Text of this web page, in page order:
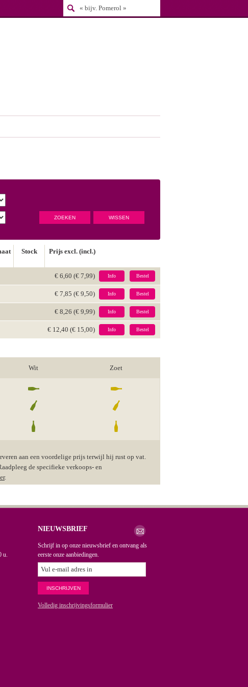
Stock Prijs excl. (incl.)
€ 6,60 (€ 7,99) Info Bestel
€ 7,85 (€ 9,50) Info Bestel
€ 8,26 (€ 9,99) Info Bestel
€ 12,40 (€ 15,00) Info Bestel
Wit Zoet
aan een voordelige prijs terwijl hij rust op vat.
de specifieke verkoops- en
.
u.
NIEUWSBRIEF
Schrijf in op onze nieuwsbrief en ontvang als
eerste onze aanbiedingen.
Volledig inschrijvingsformulier